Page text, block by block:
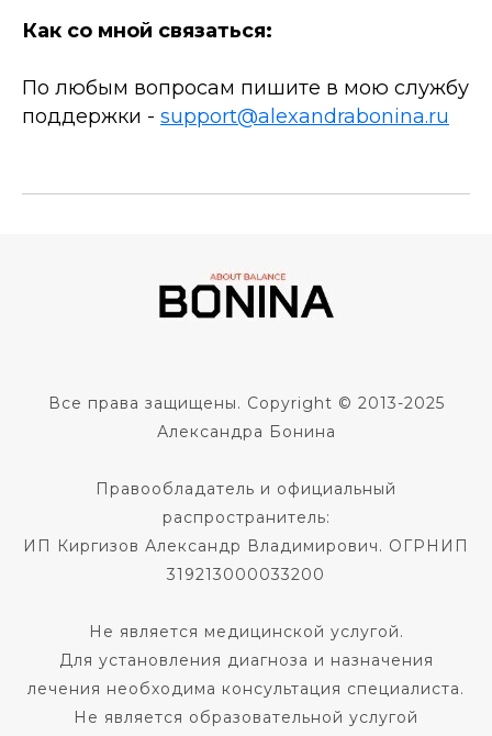
Как со мной связаться:
По любым вопросам пишите в мою службу
поддержки - support@alexandrabonina.ru
Все права защищены. Copyright © 2013-2025
Александра Бонина
Правообладатель и официальный
распространитель:
ИП Киргизов Александр Владимирович. ОГРНИП
319213000033200
Не является медицинской услугой.
Для установления диагноза и назначения
лечения необходима консультация специалиста.
Не является образовательной услугой